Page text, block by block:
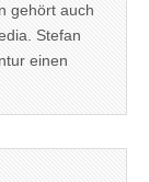
gehört auch
Stefan
einen